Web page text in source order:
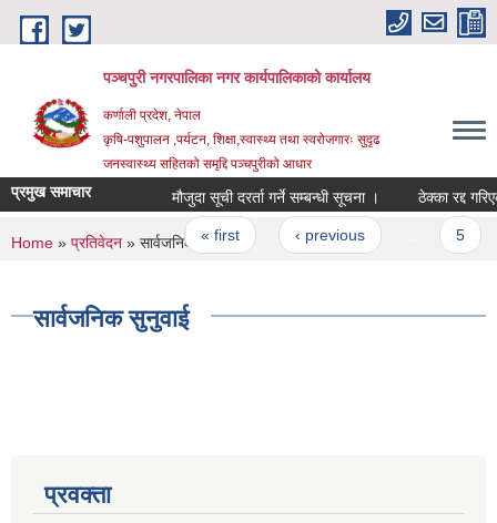
Skip to main content
पञ्चपुरी नगरपालिका नगर कार्यपालिकाको कार्यालय
कर्णाली प्रदेश, नेपाल
कृषि-पशुपालन ,पर्यटन, शिक्षा,स्वास्थ्य तथा स्वरोजगारः सुदृढ
जनस्वास्थ्य सहितको समृद्दि पञ्चपुरीको आधार
प्रमुख समाचार मौजुदा सूची दरर्ता गर्ने सम्बन्धी सूचना । ठेक्का रद्द गरिएको
Pages
« first ‹ previous
You are here
Home » प्रतिवेदन » सार्वजनिक सुनुवाई
सार्वजनिक सुनुवाई
प्रवक्ता